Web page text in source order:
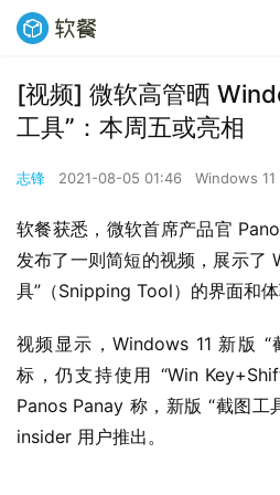
[视频] 微软高管晒
工具”：本周五或亮相
志锋 2021-08-05 01:46 Windows 11
软餐获悉，微软首席产品官
发布了一则简短的视频，展示了
具”（Snipping Tool）的界面和体
视频显示，Windows 11 新版
标，仍支持使用 “Win
Panos Panay 称，新版 “截图工
insider 用户推出。